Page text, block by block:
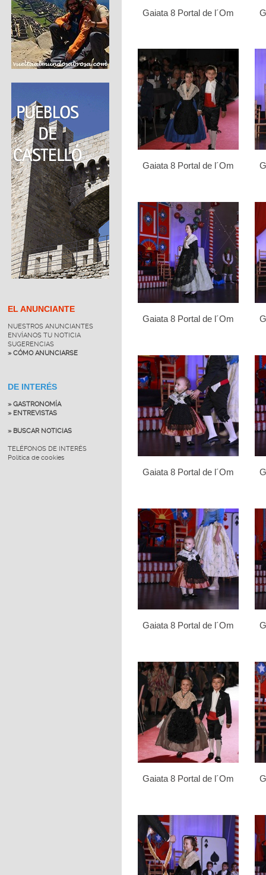
EL ANUNCIANTE
NUESTROS ANUNCIANTES
ENVÍANOS TU NOTICIA
SUGERENCIAS
» CÓMO ANUNCIARSE
DE INTERÉS
» GASTRONOMÍA
» ENTREVISTAS
» BUSCAR NOTICIAS
TELÉFONOS DE INTERÉS
Política de cookies
Gaiata 8 Portal de l´Om
Gaiata 8 Portal de l´Om
Gaiata 8 Portal de l´Om
Gaiata 8 Portal de l´Om
Gaiata 8 Portal de l´Om
Gaiata 8 Portal de l´Om